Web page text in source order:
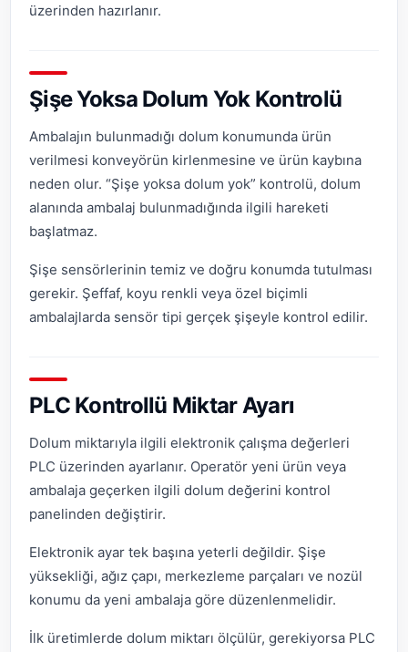
üzerinden hazırlanır.
Şişe Yoksa Dolum Yok Kontrolü
Ambalajın bulunmadığı dolum konumunda ürün
verilmesi konveyörün kirlenmesine ve ürün kaybına
neden olur. “Şişe yoksa dolum yok” kontrolü, dolum
alanında ambalaj bulunmadığında ilgili hareketi
başlatmaz.
Şişe sensörlerinin temiz ve doğru konumda tutulması
gerekir. Şeffaf, koyu renkli veya özel biçimli
ambalajlarda sensör tipi gerçek şişeyle kontrol edilir.
PLC Kontrollü Miktar Ayarı
Dolum miktarıyla ilgili elektronik çalışma değerleri
PLC üzerinden ayarlanır. Operatör yeni ürün veya
ambalaja geçerken ilgili dolum değerini kontrol
panelinden değiştirir.
Elektronik ayar tek başına yeterli değildir. Şişe
yüksekliği, ağız çapı, merkezleme parçaları ve nozül
konumu da yeni ambalaja göre düzenlenmelidir.
İlk üretimlerde dolum miktarı ölçülür, gerekiyorsa PLC